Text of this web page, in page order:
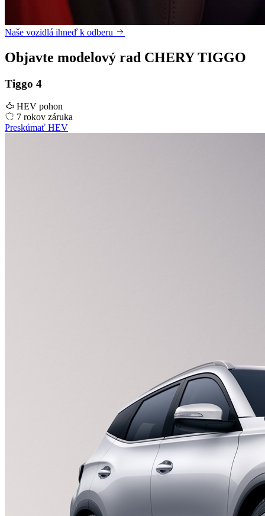
Naše vozidlá ihneď k odberu
Objavte modelový rad CHERY TIGGO
Tiggo 4
HEV pohon
7 rokov záruka
Preskúmať HEV